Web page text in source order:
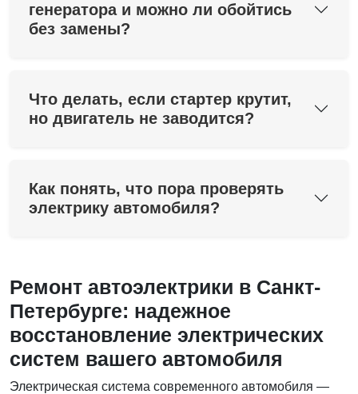
генератора и можно ли обойтись
без замены?
Что делать, если стартер крутит,
но двигатель не заводится?
Как понять, что пора проверять
электрику автомобиля?
Ремонт автоэлектрики в Санкт-
Петербурге: надежное
восстановление электрических
систем вашего автомобиля
Электрическая система современного автомобиля —